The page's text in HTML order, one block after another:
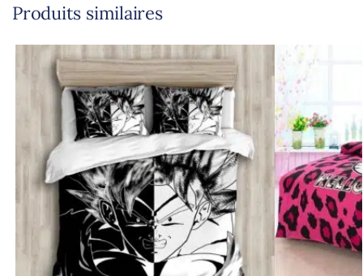
Produits similaires